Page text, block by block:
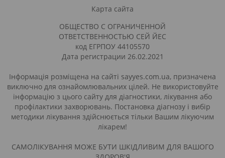
Карта сайта
ОБЩЕСТВО С ОГРАНИЧЕННОЙ
ОТВЕТСТВЕННОСТЬЮ СЕЙ ЙЕС
код ЕГРПОУ 44105570
Дата регистрации 26.02.2021
Інформація розміщена на сайті sayyes.com.ua, призначена
виключно для ознайомлювальних цілей. Не використовуйте
інформацію з цього сайту для діагностики, лікування або
профілактики захворювань. Постановка діагнозу і вибір
методики лікування здійснюється тільки Вашим лікуючим
лікарем!
САМОЛІКУВАННЯ МОЖЕ БУТИ ШКІДЛИВИМ ДЛЯ ВАШОГО